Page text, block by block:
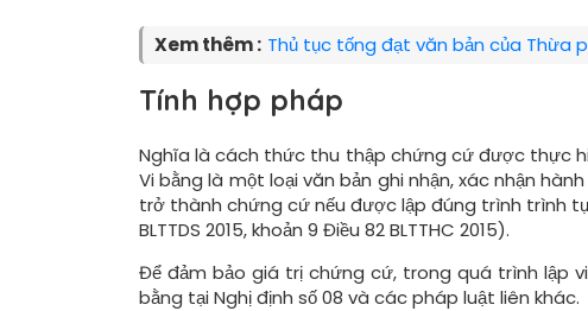
Xem thêm : Thủ tục tống đạt văn bản của Thừa
Tính hợp pháp
Nghĩa là cách thức thu thập chứng cứ được thực
Vi bằng là một loại văn bản ghi nhận, xác nhận
trở thành chứng cứ nếu được lập đúng trình trình
BLTTDS 2015, khoản 9 Điều 82 BLTTHC 2015).
Để đảm bảo giá trị chứng cứ, trong quá trình lập
bằng tại Nghị định số 08 và các pháp luật liên khác.